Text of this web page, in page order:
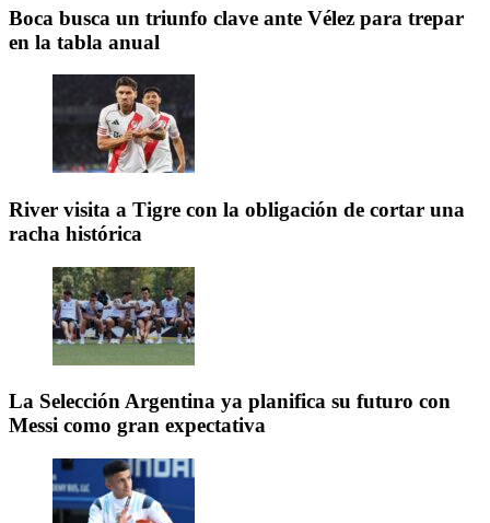
Boca busca un triunfo clave ante Vélez para trepar
en la tabla anual
River visita a Tigre con la obligación de cortar una
racha histórica
La Selección Argentina ya planifica su futuro con
Messi como gran expectativa